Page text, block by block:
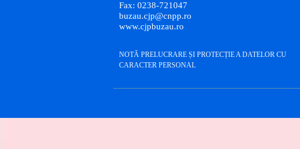
Fax: 0238-721047
buzau.cjp@cnpp.ro
www.cjpbuzau.ro
NOTĂ PRELUCRARE ȘI PROTECȚIE A DATELOR CU
CARACTER PERSONAL